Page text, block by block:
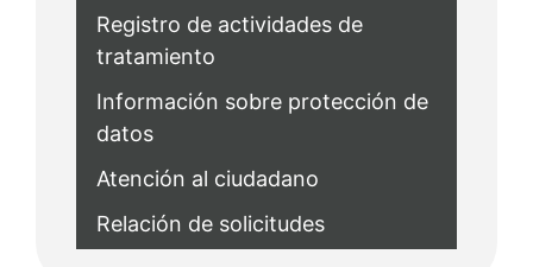
Registro de actividades de
tratamiento
Información sobre protección de
datos
Atención al ciudadano
Relación de solicitudes